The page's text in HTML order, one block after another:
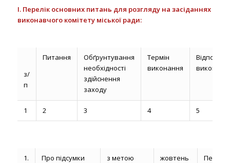
І. Перелік основних питань для розгляду на засіданнях
виконавчого комітету міської ради:
з/
п
Питання
Обґрунтування
необхідності
здійснення
заходу
Термін
виконання
виконавці
1 2 3 4 5
1.
Про підсумки
з метою
жовтень
Перший